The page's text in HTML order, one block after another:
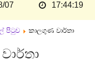
07 17:44:19
පිටුව කාලගුණ වාර්තා